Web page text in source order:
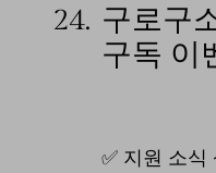
24. 구로구
구독 이
✅ 지원 소